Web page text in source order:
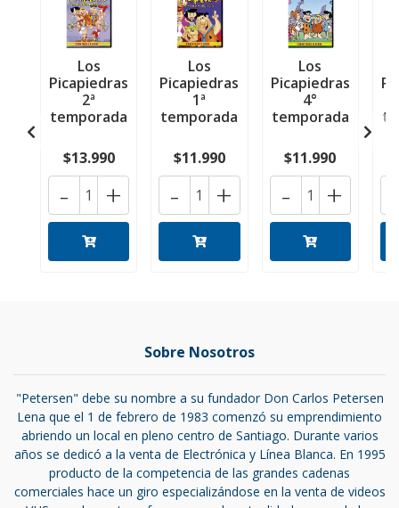
Los
Picapiedras
2ª
temporada
$13.990
+
-
Los
Picapiedras
1ª
temporada
$11.990
+
-
Los
Picapiedras
4°
temporada
$11.990
+
-
Sobre Nosotros
"Petersen" debe su nombre a su fundador Don Carlos Petersen
Lena que el 1 de febrero de 1983 comenzó su emprendimiento
abriendo un local en pleno centro de Santiago. Durante varios
años se dedicó a la venta de Electrónica y Línea Blanca. En 1995
producto de la competencia de las grandes cadenas
comerciales hace un giro especializándose en la venta de videos